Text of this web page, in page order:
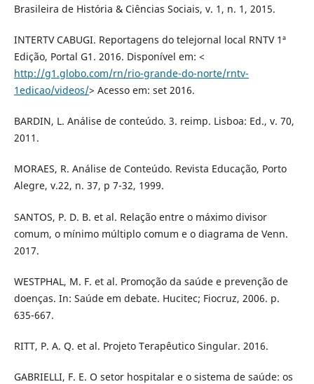
Brasileira de História & Ciências Sociais, v. 1, n. 1, 2015.
INTERTV CABUGI. Reportagens do telejornal local RNTV 1ª
Edição, Portal G1. 2016. Disponível em: <
http://g1.globo.com/rn/rio-grande-do-norte/rntv-
1edicao/videos/> Acesso em: set 2016.
BARDIN, L. Análise de conteúdo. 3. reimp. Lisboa: Ed., v. 70,
2011.
MORAES, R. Análise de Conteúdo. Revista Educação, Porto
Alegre, v.22, n. 37, p 7-32, 1999.
SANTOS, P. D. B. et al. Relação entre o máximo divisor
comum, o mínimo múltiplo comum e o diagrama de Venn.
2017.
WESTPHAL, M. F. et al. Promoção da saúde e prevenção de
doenças. In: Saúde em debate. Hucitec; Fiocruz, 2006. p.
635-667.
RITT, P. A. Q. et al. Projeto Terapêutico Singular. 2016.
GABRIELLI, F. E. O setor hospitalar e o sistema de saúde: os